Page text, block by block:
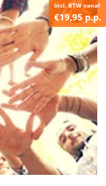
incl. BTW vanaf
€19,95 p.p.